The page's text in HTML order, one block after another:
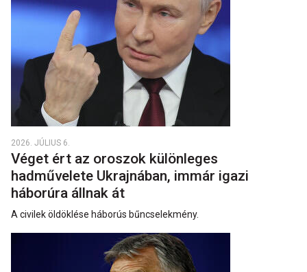
2026. JÚLIUS 6.
Véget ért az oroszok különleges
hadművelete Ukrajnában, immár igazi
háborúra állnak át
A civilek öldöklése háborús bűncselekmény.